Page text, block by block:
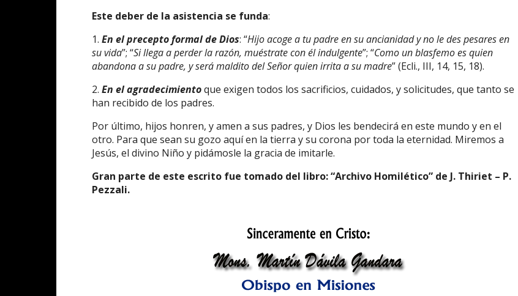
Este deber de la asistencia se funda:
1. En el precepto formal de Dios: “Hijo acoge a tu padre en su ancianidad y no le des pesares en
su vida”; “Si llega a perder la razón, muéstrate con él indulgente”; “Como un blasfemo es quien
abandona a su padre, y será maldito del Señor quien irrita a su madre” (Ecli., III, 14, 15, 18).
2. En el agradecimientoque exigen todos los sacrificios, cuidados, y solicitudes, que tanto se
han recibido de los padres.
Por último, hijos honren, y amen a sus padres, y Dios les bendecirá en este mundo y en el
otro. Para que sean su gozo aquí en la tierra y su corona por toda la eternidad. Miremos a
Jesús, el divino Niño y pidámosle la gracia de imitarle.
Gran parte de este escrito fue tomado del libro: “Archivo Homilético” de J. Thiriet – P.
Pezzali.